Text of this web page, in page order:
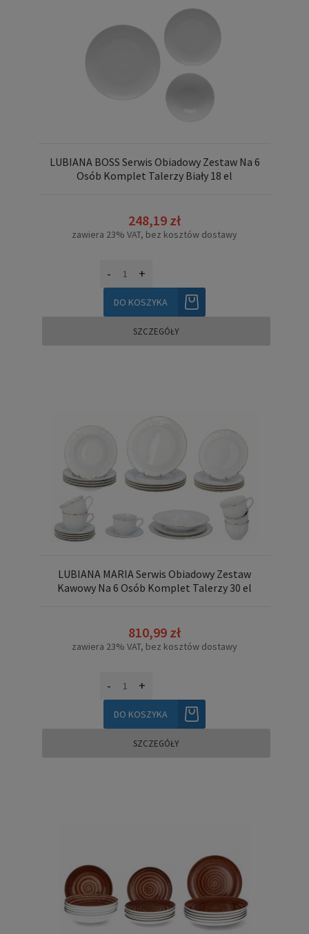
LUBIANA BOSS Serwis Obiadowy Zestaw Na 6
Osób Komplet Talerzy Biały 18 el
248,19 zł
zawiera 23% VAT, bez kosztów dostawy
- +
DO KOSZYKA
SZCZEGÓŁY
LUBIANA MARIA Serwis Obiadowy Zestaw
Kawowy Na 6 Osób Komplet Talerzy 30 el
810,99 zł
zawiera 23% VAT, bez kosztów dostawy
- +
DO KOSZYKA
SZCZEGÓŁY